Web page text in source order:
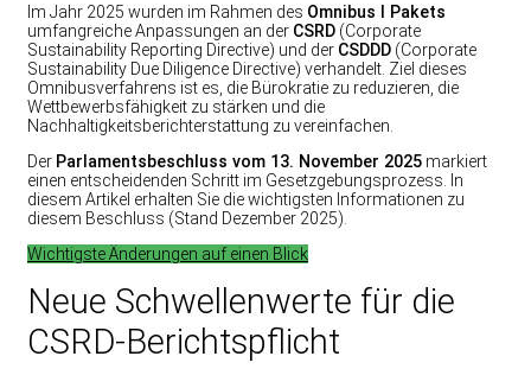
Im Jahr 2025 wurden im Rahmen des Omnibus I Pakets
umfangreiche Anpassungen an der CSRD (Corporate
Sustainability Reporting Directive) und der CSDDD (Corporate
Sustainability Due Diligence Directive) verhandelt. Ziel dieses
Omnibusverfahrens ist es, die Bürokratie zu reduzieren, die
Wettbewerbsfähigkeit zu stärken und die
Nachhaltigkeitsberichterstattung zu vereinfachen.
Der Parlamentsbeschluss vom 13. November 2025 markiert
einen entscheidenden Schritt im Gesetzgebungsprozess. In
diesem Artikel erhalten Sie die wichtigsten Informationen zu
diesem Beschluss (Stand Dezember 2025).
Wichtigste Änderungen auf einen Blick
Neue Schwellenwerte für die
CSRD-Berichtspflicht